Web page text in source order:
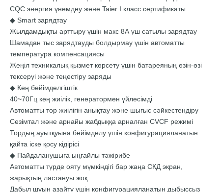
CQC энергия үнемдеу және Taier I класс сертификаты
◆ Smart зарядтау
Жылдамдықты арттыру үшін макс 8А үш сатылы зарядтау
Шамадан тыс зарядтауды болдырмау үшін автоматты
температура компенсациясы
Жеңіл техникалық қызмет көрсету үшін батареяның өзін-өзі
тексеруі және теңестіру заряды
◆ Кең бейімделгіштік
40~70Гц кең жиілік, генератормен үйлесімді
Автоматты тор жиілігін анықтау және шығыс сәйкестендіру
Сезімтал және арнайы жабдыққа арналған CVCF режимі
Тордың ауытқуына бейімделу үшін конфигурацияланатын
қайта іске қосу кідірісі
◆ Пайдаланушыға ыңғайлы тәжірибе
Автоматты түрде ояту мүмкіндігі бар жаңа СКД экран,
жарықтың ластануы жоқ
Дабыл шуын азайту үшін конфигурацияланатын дыбыссыз